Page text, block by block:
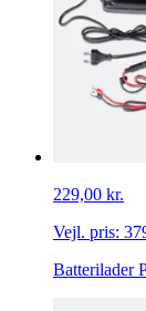
229,00 kr.
Vejl. pris:
Batterilader